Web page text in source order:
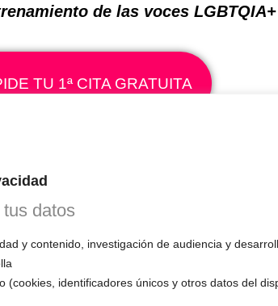
datos
y contenido, investigación de audiencia y
identificadores únicos y otros datos del
de las voces LGBTQIA+
TU 1ª CITA GRATUITA